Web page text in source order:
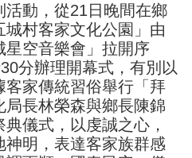
動，從21日晚間在鄉
村客家文化公園」由
星空音樂會」拉開序
分辦理開幕式，有別以
家傳統習俗舉行「拜
長林榮森與鄉長陳錦
儀式，以虔誠之心，
明，表達客家族群感